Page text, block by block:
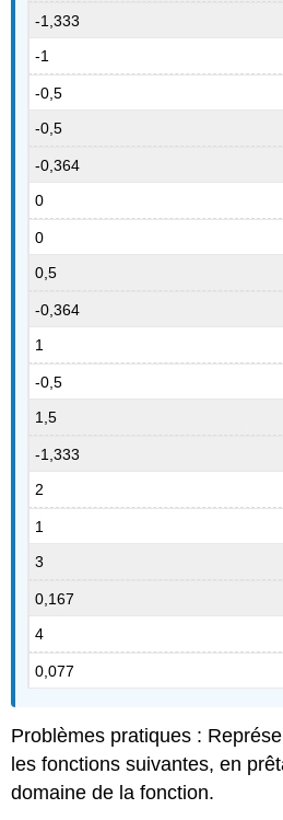
-1,333
-1
-0,5
-0,5
-0,364
0
0
0,5
-0,364
1
-0,5
1,5
-1,333
2
1
3
0,167
4
0,077
Problèmes pratiques :
les fonctions suivantes, en
domaine de la fonction.